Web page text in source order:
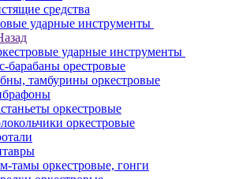
средства
ударные инструменты
ударные инструменты
барабаны орестровые
тамбурины оркестровые
оркестровые
оркестровые
тамы оркестровые, гонги